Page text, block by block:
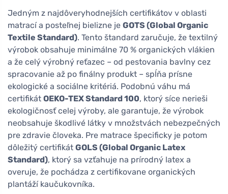
Jedným z najdôveryhodnejších certifikátov v oblasti
matrací a posteľnej bielizne je GOTS (Global Organic
Textile Standard). Tento štandard zaručuje, že textilný
výrobok obsahuje minimálne 70 % organických vlákien
a že celý výrobný reťazec – od pestovania bavlny cez
spracovanie až po finálny produkt – spĺňa prísne
ekologické a sociálne kritériá. Podobnú váhu má
certifikát OEKO-TEX Standard 100, ktorý síce nerieši
ekologičnosť celej výroby, ale garantuje, že výrobok
neobsahuje škodlivé látky v množstvách nebezpečných
pre zdravie človeka. Pre matrace špecificky je potom
dôležitý certifikát GOLS (Global Organic Latex
Standard), ktorý sa vzťahuje na prírodný latex a
overuje, že pochádza z certifikovane organických
plantáží kaučukovníka.